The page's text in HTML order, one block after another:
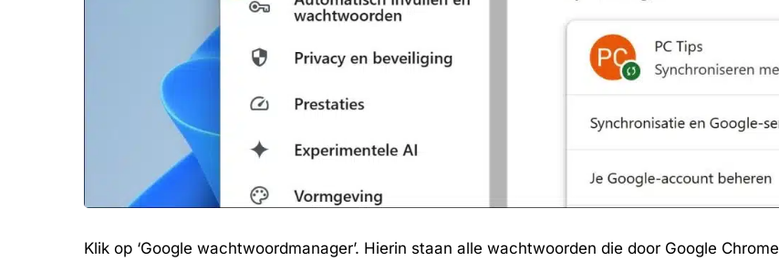
Klik op ‘Google wachtwoordmanager’. Hierin staan alle wachtwoorden die door Google Chrome